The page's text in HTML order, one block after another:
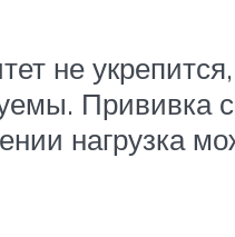
не
Прививка
нагрузка